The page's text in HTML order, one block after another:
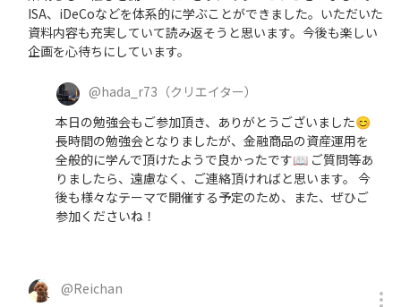
ISA、iDeCoなどを体系的に学ぶことができました。いただいた
資料内容も充実していて読み返そうと思います。今後も楽しい
企画を心待ちにしています。
@hada_r73 （クリエイター）
本日の勉強会もご参加頂き、ありがとうございました😊
長時間の勉強会となりましたが、金融商品の資産運用を
全般的に学んで頂けたようで良かったです📖 ご質問等あ
りましたら、遠慮なく、ご連絡頂ければと思います。 今
後も様々なテーマで開催する予定のため、また、ぜひご
参加くださいね！
@Reichan